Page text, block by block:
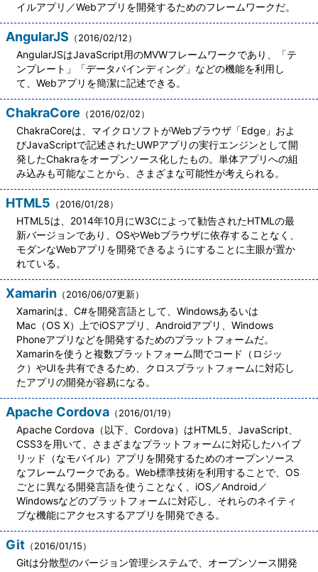
イルアプリ／Webアプリを開発するためのフレームワークだ。
AngularJS （2016/02/12）
AngularJSはJavaScript用のMVWフレームワークであり、「テ
ンプレート」「データバインディング」などの機能を利用し
て、Webアプリを簡潔に記述できる。
ChakraCore （2016/02/02）
ChakraCoreは、マイクロソフトがWebブラウザ「Edge」およ
びJavaScriptで記述されたUWPアプリの実行エンジンとして開
発したChakraをオープンソース化したもの。単体アプリへの組
み込みも可能なことから、さまざまな可能性が考えられる。
HTML5 （2016/01/28）
HTML5は、2014年10月にW3Cによって勧告されたHTMLの最
新バージョンであり、OSやWebブラウザに依存することなく、
モダンなWebアプリを開発できるようにすることに主眼が置か
れている。
Xamarin （2016/06/07更新）
Xamarinは、C#を開発言語として、Windowsあるいは
Mac（OS X）上でiOSアプリ、Androidアプリ、Windows
Phoneアプリなどを開発するためのプラットフォームだ。
Xamarinを使うと複数プラットフォーム間でコード（ロジッ
ク）やUIを共有できるため、クロスプラットフォームに対応し
たアプリの開発が容易になる。
Apache Cordova （2016/01/19）
Apache Cordova（以下、Cordova）はHTML5、JavaScript、
CSS3を用いて、さまざまなプラットフォームに対応したハイブ
リッド（なモバイル）アプリを開発するためのオープンソース
なフレームワークである。Web標準技術を利用することで、OS
ごとに異なる開発言語を使うことなく、iOS／Android／
Windowsなどのプラットフォームに対応し、それらのネイティ
ブな機能にアクセスするアプリを開発できる。
Git （2016/01/15）
Gitは分散型のバージョン管理システムで、オープンソース開発